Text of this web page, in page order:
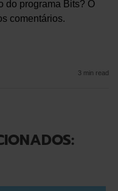
do programa Bits? O
comentários.
3 min read